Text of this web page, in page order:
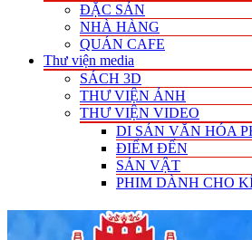
ĐẶC SẢN
NHÀ HÀNG
QUÁN CAFE
Thư viện media
SÁCH 3D
THƯ VIỆN ẢNH
THƯ VIỆN VIDEO
DI SẢN VĂN HÓA
ĐIỂM ĐẾN
SẢN VẬT
PHIM DÀNH CHO